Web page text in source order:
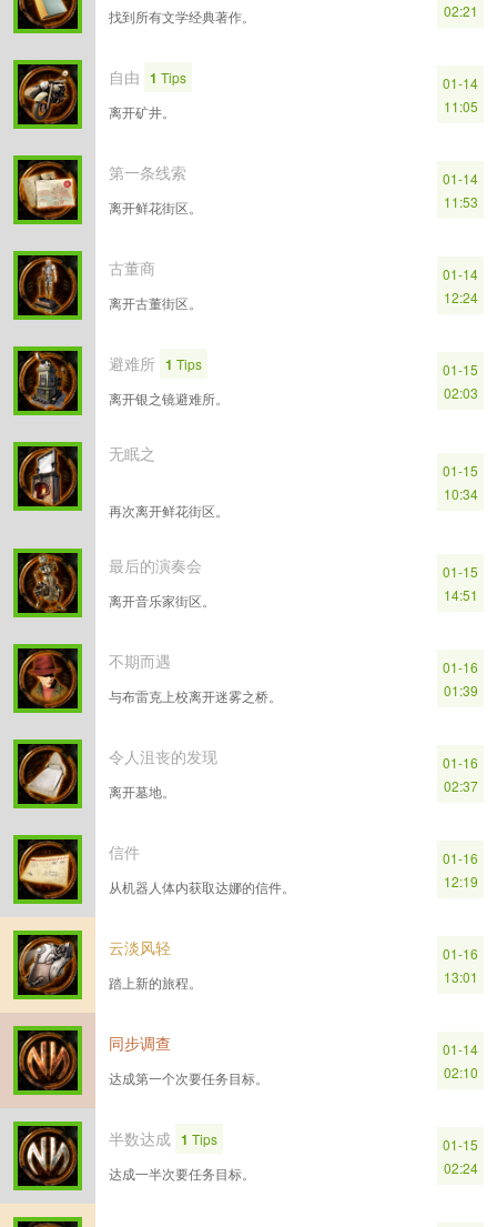
找到所有文学经典著作。
02:21
自由 1 Tips
离开矿井。
01-14
11:05
第一条线索
离开鲜花街区。
01-14
11:53
古董商
离开古董街区。
01-14
12:24
避难所 1 Tips
离开银之镜避难所。
01-15
02:03
无眠之
再次离开鲜花街区。
01-15
10:34
最后的演奏会
离开音乐家街区。
01-15
14:51
不期而遇
与布雷克上校离开迷雾之桥。
01-16
01:39
令人沮丧的发现
离开墓地。
01-16
02:37
信件
从机器人体内获取达娜的信件。
01-16
12:19
云淡风轻
踏上新的旅程。
01-16
13:01
同步调查
达成第一个次要任务目标。
01-14
02:10
半数达成 1 Tips
达成一半次要任务目标。
01-15
02:24